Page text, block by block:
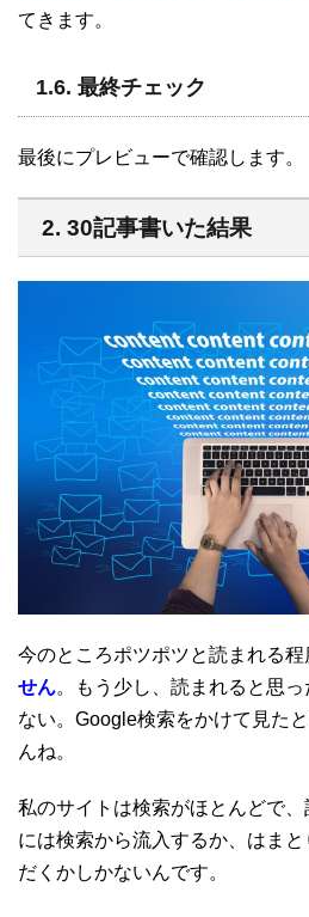
てきます。
1.6. 最終チェック
最後にプレビューで確認します。
2. 30記事書いた結果
今のところポツポツと読まれる程
せん。もう少し、読まれると思
ない。Google検索をかけて見た
んね。
私のサイトは検索がほとんどで
には検索から流入するか、はま
だくかしかないんです。